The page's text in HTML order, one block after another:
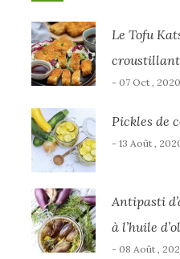
Le Tofu
- 07 Oct , 2020
Pickles de
- 13 Août ,
Antipasti
à l’huile
- 08 Août ,